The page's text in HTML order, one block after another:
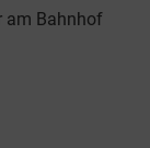
am Bahnhof